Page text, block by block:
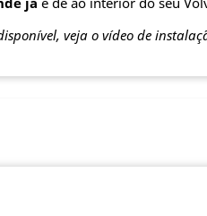
veja o vídeo de